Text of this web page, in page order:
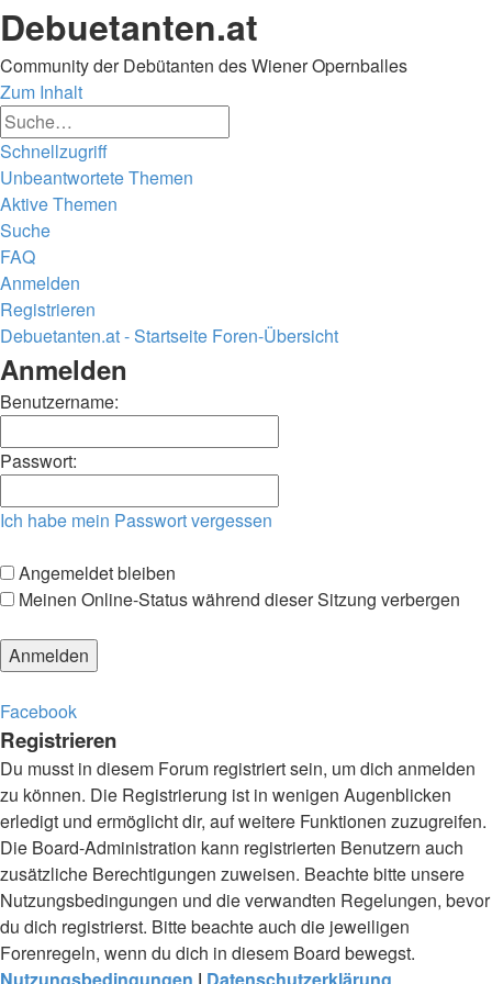
Debuetanten.at
Community der Debütanten des Wiener Opernballes
Zum Inhalt
Schnellzugriff
Unbeantwortete Themen
Aktive Themen
Suche
FAQ
Anmelden
Registrieren
Debuetanten.at - Startseite Foren-Übersicht
Suche
Anmelden
Benutzername:
Passwort:
Ich habe mein Passwort vergessen
Angemeldet bleiben
Meinen Online-Status während dieser Sitzung verbergen
Facebook
Registrieren
Du musst in diesem Forum registriert sein, um dich anmelden
zu können. Die Registrierung ist in wenigen Augenblicken
erledigt und ermöglicht dir, auf weitere Funktionen zuzugreifen.
Die Board-Administration kann registrierten Benutzern auch
zusätzliche Berechtigungen zuweisen. Beachte bitte unsere
Nutzungsbedingungen und die verwandten Regelungen, bevor
du dich registrierst. Bitte beachte auch die jeweiligen
Forenregeln, wenn du dich in diesem Board bewegst.